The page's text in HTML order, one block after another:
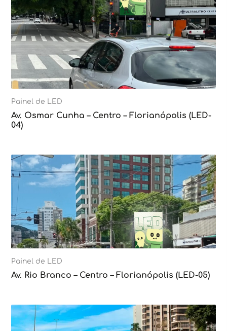
Painel de LED
Av. Osmar Cunha – Centro – Florianópolis (LED-
04)
Painel de LED
Av. Rio Branco – Centro – Florianópolis (LED-05)